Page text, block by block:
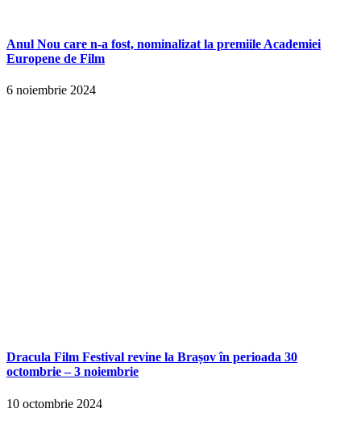
Anul Nou care n-a fost, nominalizat la premiile Academiei
Europene de Film
6 noiembrie 2024
Dracula Film Festival revine la Brașov în perioada 30
octombrie – 3 noiembrie
10 octombrie 2024